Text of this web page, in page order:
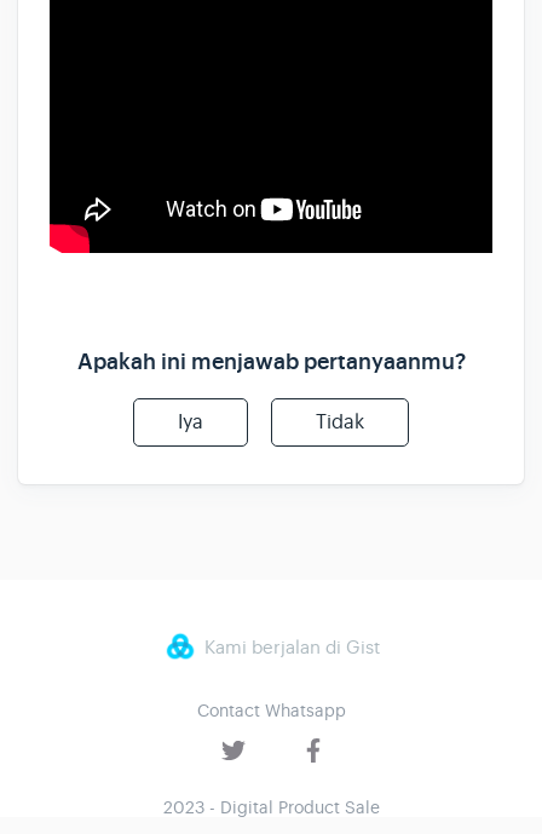
Apakah ini menjawab pertanyaanmu?
Iya Tidak
Kami berjalan di Gist
Contact Whatsapp
2023 - Digital Product Sale